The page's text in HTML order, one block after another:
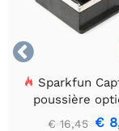

Sparkfun
poussière
€ 16,45 €